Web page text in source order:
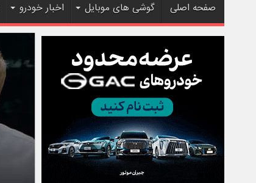
صفحه اصلی گوشی های موبایل اخبار خودرو